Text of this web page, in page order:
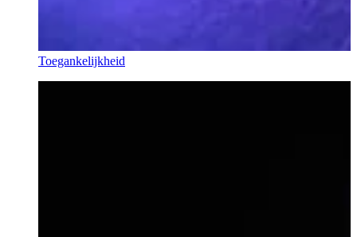
Toegankelijkheid